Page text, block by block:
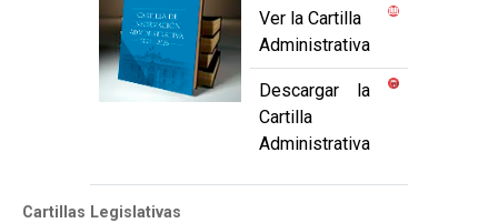
Ver la Cartilla
Administrativa
Descargar la
Cartilla
Administrativa
Cartillas Legislativas